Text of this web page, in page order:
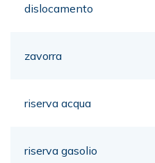
dislocamento
zavorra
riserva acqua
riserva gasolio